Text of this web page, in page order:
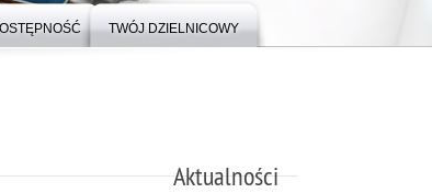
TWÓJ DZIELNICOWY
Aktualności